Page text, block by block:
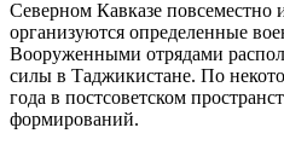
Северном Кавказе повсеместно
организуются определенные
Вооруженными отрядами
силы в Таджикистане. По
года в постсоветском
формирований.